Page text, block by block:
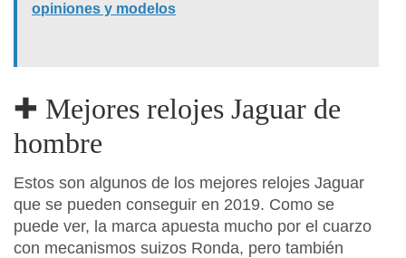
opiniones y modelos
✚ Mejores relojes Jaguar de
hombre
Estos son algunos de los mejores relojes Jaguar
que se pueden conseguir en 2019. Como se
puede ver, la marca apuesta mucho por el cuarzo
con mecanismos suizos Ronda, pero también